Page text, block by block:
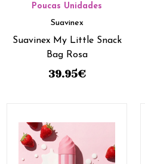
Poucas Unidades
Suavinex
Suavinex My Little Snack
Bag Rosa
39.95€